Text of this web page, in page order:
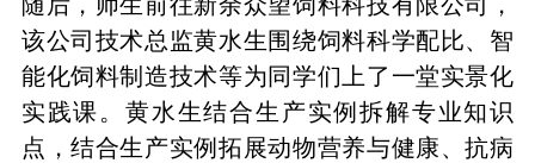
该公司技术总监黄水生围绕饲料科学配比、智
能化饲料制造技术等为同学们上了一堂实景化
实践课。黄水生结合生产实例拆解专业知识
点，结合生产实例拓展动物营养与健康、抗病